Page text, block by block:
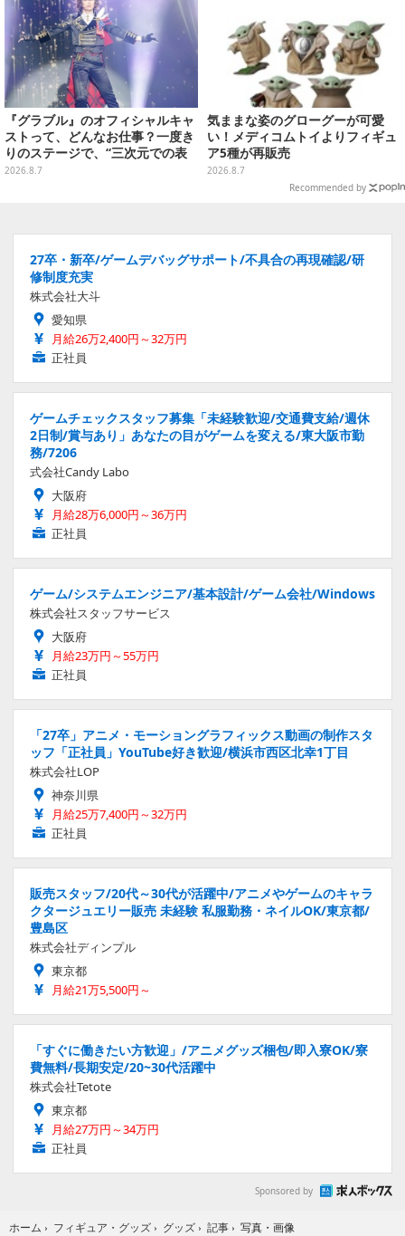
『グラブル』のオフィシャルキャ
ストって、どんなお仕事？一度き
りのステージで、“三次元での表
現”に全力を懸けるキャスト陣の
2026.8.7
気ままな姿のグローグーが可愛
い！メディコムトイよりフィギュ
ア5種が再販売
2026.8.7
Recommended by
27卒・新卒/ゲームデバッグサポート/不具合の再現確認/研
修制度充実
株式会社大斗
愛知県
月給26万2,400円～32万円
正社員
ゲームチェックスタッフ募集「未経験歓迎/交通費支給/週休
2日制/賞与あり」あなたの目がゲームを変える/東大阪市勤
務/7206
式会社Candy Labo
大阪府
月給28万6,000円～36万円
正社員
ゲーム/システムエンジニア/基本設計/ゲーム会社/Windows
株式会社スタッフサービス
大阪府
月給23万円～55万円
正社員
「27卒」アニメ・モーショングラフィックス動画の制作スタ
ッフ「正社員」YouTube好き歓迎/横浜市西区北幸1丁目
株式会社LOP
神奈川県
月給25万7,400円～32万円
正社員
販売スタッフ/20代～30代が活躍中/アニメやゲームのキャラ
クタージュエリー販売 未経験 私服勤務・ネイルOK/東京都/
豊島区
株式会社ディンプル
東京都
月給21万5,500円～
「すぐに働きたい方歓迎」/アニメグッズ梱包/即入寮OK/寮
費無料/長期安定/20~30代活躍中
株式会社Tetote
東京都
月給27万円～34万円
正社員
Sponsored by
ホーム › フィギュア・グッズ › グッズ › 記事 › 写真・画像